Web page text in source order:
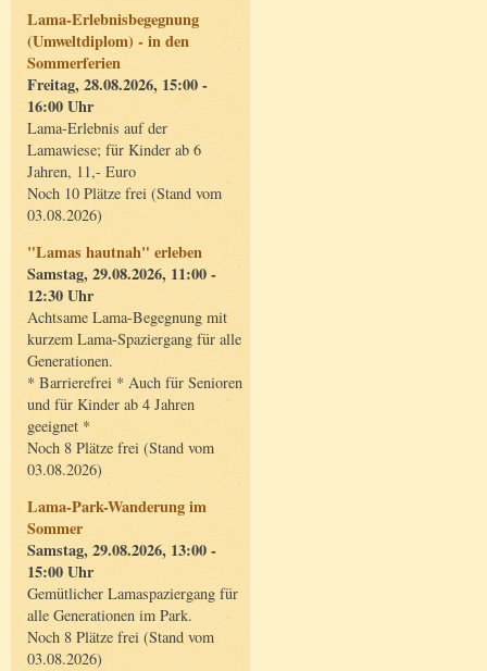
Lama-Erlebnisbegegnung
(Umweltdiplom) - in den
Sommerferien
Freitag, 28.08.2026, 15:00 -
16:00 Uhr
Lama-Erlebnis auf der
Lamawiese; für Kinder ab 6
Jahren, 11,- Euro
Noch 10 Plätze frei (Stand vom
03.08.2026)
"Lamas hautnah" erleben
Samstag, 29.08.2026, 11:00 -
12:30 Uhr
Achtsame Lama-Begegnung mit
kurzem Lama-Spaziergang für alle
Generationen.
* Barrierefrei * Auch für Senioren
und für Kinder ab 4 Jahren
geeignet *
Noch 8 Plätze frei (Stand vom
03.08.2026)
Lama-Park-Wanderung im
Sommer
Samstag, 29.08.2026, 13:00 -
15:00 Uhr
Gemütlicher Lamaspaziergang für
alle Generationen im Park.
Noch 8 Plätze frei (Stand vom
03.08.2026)